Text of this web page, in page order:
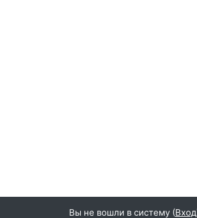
Вы не вошли в систему (Вход